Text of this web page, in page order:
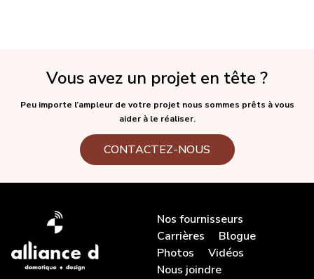
Vous avez un projet en tête ?
Peu importe l’ampleur de votre projet nous sommes prêts à vous
aider à le réaliser.
CONTACTEZ-NOUS
Nos fournisseurs
Carrières
Blogue
Photos
Vidéos
Nous joindre